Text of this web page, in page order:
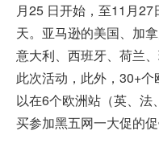
月25 日开始，至11月
天。亚马逊的美国、加
意大利、西班牙、荷兰
此次活动，此外，30+
以在6个欧洲站（英、法
买参加黑五网一大促的促